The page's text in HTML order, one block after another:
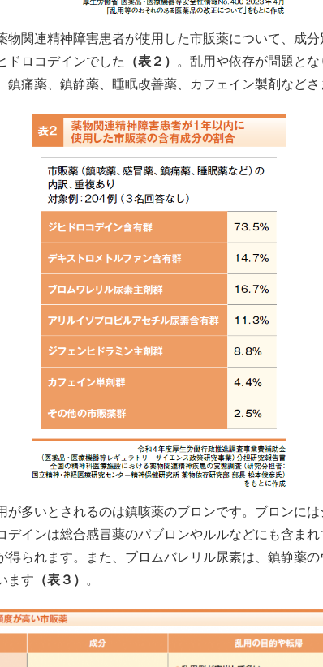
関連精神障害患者が使用した市販薬について、成分
ドロコデインでした
（表２）
。乱用や依存が問題と
鎮痛薬、鎮静薬、睡眠改善薬、カフェイン製剤などさ
多いとされるのは鎮咳薬のブロンです。ブロンには
デインは総合感冒薬のパブロンやルルなどにも含ま
得られます。また、ブロムバレリル尿素は、鎮静薬
ます （表３） 。